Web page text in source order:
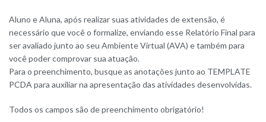
Aluno e Aluna, após realizar suas atividades de extensão, é
necessário que você o formalize, enviando esse Relatório Final para
ser avaliado junto ao seu Ambiente Virtual (AVA) e também para
você poder comprovar sua atuação.
Para o preenchimento, busque as anotações junto ao TEMPLATE
PCDA para auxiliar na apresentação das atividades desenvolvidas.
Todos os campos são de preenchimento obrigatório!